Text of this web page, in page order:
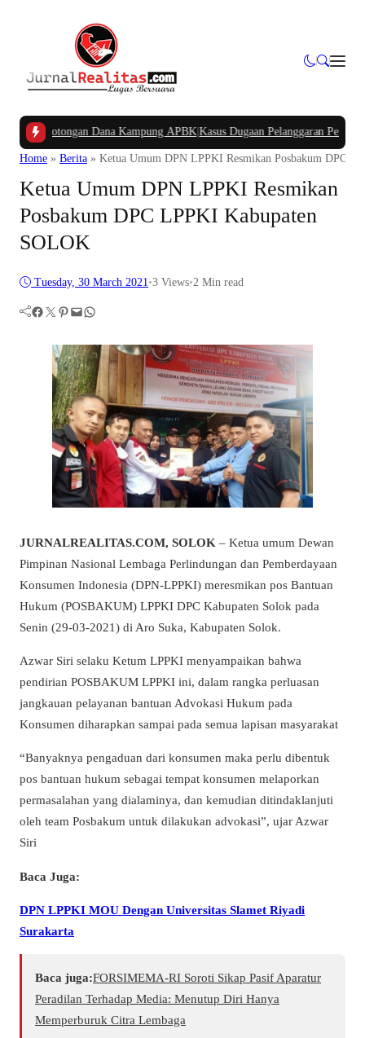
Potongan Dana Kampung APBK |Kasus Dugaan Pelanggaran Penggunaan
Home » Berita » Ketua Umum DPN LPPKI Resmikan Posbakum DPC
Ketua Umum DPN LPPKI Resmikan
Posbakum DPC LPPKI Kabupaten
SOLOK
Tuesday, 30 March 2021•3 Views•2 Min read
Facebook Twitter Pinterest Mail WhatsApp
JURNALREALITAS.COM, SOLOK – Ketua umum Dewan
Pimpinan Nasional Lembaga Perlindungan dan Pemberdayaan
Konsumen Indonesia (DPN-LPPKI) meresmikan pos Bantuan
Hukum (POSBAKUM) LPPKI DPC Kabupaten Solok pada
Senin (29-03-2021) di Aro Suka, Kabupaten Solok.
Azwar Siri selaku Ketum LPPKI menyampaikan bahwa
pendirian POSBAKUM LPPKI ini, dalam rangka perluasan
jangkauan pelayanan bantuan Advokasi Hukum pada
Konsumen diharapkan sampai pada semua lapisan masyarakat
“Banyaknya pengaduan dari konsumen maka perlu dibentuk
pos bantuan hukum sebagai tempat konsumen melaporkan
permasalahan yang dialaminya, dan kemudian ditindaklanjuti
oleh team Posbakum untuk dilakukan advokasi”, ujar Azwar
Siri
Baca Juga:
DPN LPPKI MOU Dengan Universitas Slamet Riyadi
Surakarta
Baca juga:​FORSIMEMA-RI Soroti Sikap Pasif Aparatur
Peradilan Terhadap Media: Menutup Diri Hanya
Memperburuk Citra Lembaga